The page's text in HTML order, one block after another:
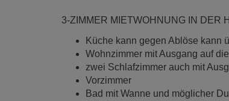
3-ZIMMER MIETWOHNUNG IN DER
Küche kann gegen Ablöse kann
Wohnzimmer mit Ausgang auf
zwei Schlafzimmer auch mit
Vorzimmer
Bad mit Wanne und möglicher